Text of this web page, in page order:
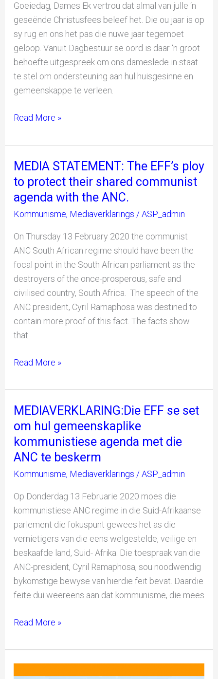
Goeiedag, Dames Ek vertrou dat almal van julle ‘n
geseënde Christusfees beleef het. Die ou jaar is op
sy rug en ons het pas die nuwe jaar tegemoet
geloop. Vanuit Dagbestuur se oord is daar ‘n groot
behoefte uitgespreek om ons dameslede in staat
te stel om ondersteuning aan hul huisgesinne en
gemeenskappe te verleen.
Read More »
MEDIA STATEMENT: The EFF’s ploy
to protect their shared communist
agenda with the ANC.
Kommunisme, Mediaverklarings /ASP_admin
On Thursday 13 February 2020 the communist
ANC South African regime should have been the
focal point in the South African parliament as the
destroyers of the once-prosperous, safe and
civilised country, South Africa. The speech of the
ANC president, Cyril Ramaphosa was destined to
contain more proof of this fact. The facts show
that
MEDIA
STATEMENT:
The
EFF’s
to
protect
their
shared
communist
agenda
with
the
Read More »
MEDIAVERKLARING:Die EFF se set
om hul gemeenskaplike
kommunistiese agenda met die
ANC te beskerm
Kommunisme, Mediaverklarings /ASP_admin
Op Donderdag 13 Februarie 2020 moes die
kommunistiese ANC regime in die Suid-Afrikaanse
parlement die fokuspunt gewees het as die
vernietigers van die eens welgestelde, veilige en
beskaafde land, Suid- Afrika. Die toespraak van die
ANC-president, Cyril Ramaphosa, sou noodwendig
bykomstige bewyse van hierdie feit bevat. Daardie
feite dui weereens aan dat kommunisme, die mees
MEDIAVERKLARING:Die
EFF
se
set
hul
gemeenskaplike
kommunistiese
agenda
met
die
ANC
te
beskerm
Read More »